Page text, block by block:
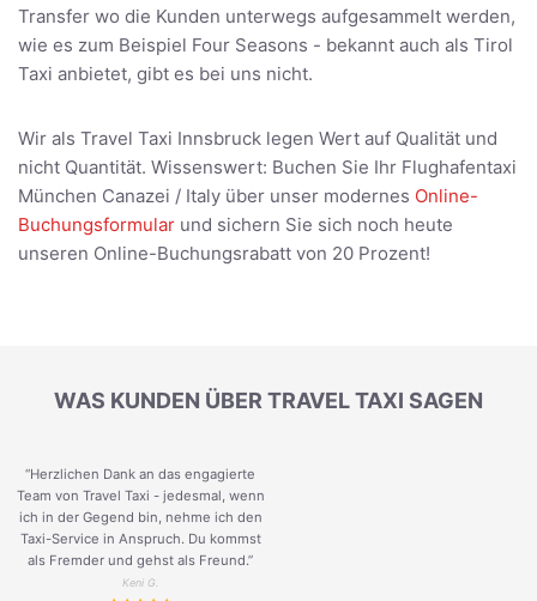
Transfer wo die Kunden unterwegs aufgesammelt werden,
wie es zum Beispiel Four Seasons - bekannt auch als Tirol
Taxi anbietet, gibt es bei uns nicht.
Wir als Travel Taxi Innsbruck legen Wert auf Qualität und
nicht Quantität. Wissenswert: Buchen Sie Ihr Flughafentaxi
München Canazei / Italy über unser modernes Online-
Buchungsformular und sichern Sie sich noch heute
unseren Online-Buchungsrabatt von 20 Prozent!
WAS KUNDEN ÜBER TRAVEL TAXI SAGEN
“Herzlichen Dank an das engagierte
Team von Travel Taxi - jedesmal, wenn
ich in der Gegend bin, nehme ich den
Taxi-Service in Anspruch. Du kommst
als Fremder und gehst als Freund.”
Keni G.